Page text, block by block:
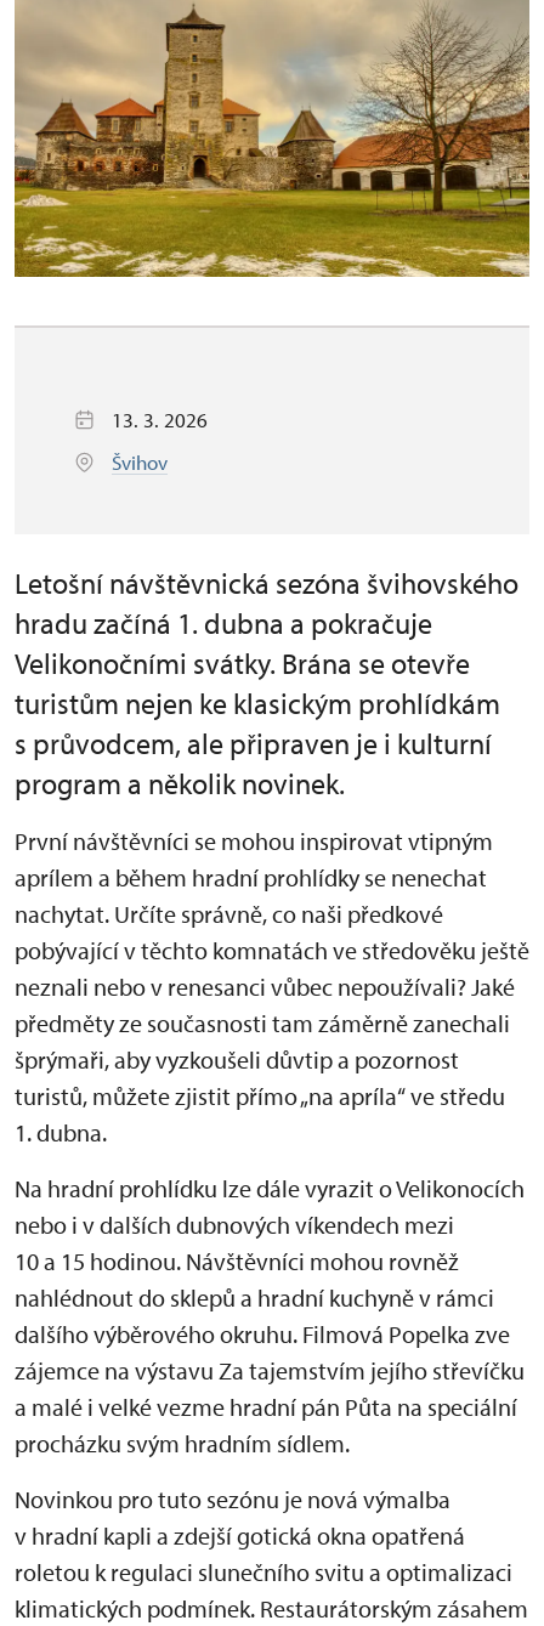
13. 3. 2026
Švihov
Letošní návštěvnická sezóna švihovského
hradu začíná 1. dubna a pokračuje
Velikonočními svátky. Brána se otevře
turistům nejen ke klasickým prohlídkám
s průvodcem, ale připraven je i kulturní
program a několik novinek.
První návštěvníci se mohou inspirovat vtipným
aprílem a během hradní prohlídky se nenechat
nachytat. Určíte správně, co naši předkové
pobývající v těchto komnatách ve středověku ještě
neznali nebo v renesanci vůbec nepoužívali? Jaké
předměty ze současnosti tam záměrně zanechali
šprýmaři, aby vyzkoušeli důvtip a pozornost
turistů, můžete zjistit přímo „na apríla“ ve středu
1. dubna.
Na hradní prohlídku lze dále vyrazit o Velikonocích
nebo i v dalších dubnových víkendech mezi
10 a 15 hodinou. Návštěvníci mohou rovněž
nahlédnout do sklepů a hradní kuchyně v rámci
dalšího výběrového okruhu. Filmová Popelka zve
zájemce na výstavu Za tajemstvím jejího střevíčku
a malé i velké vezme hradní pán Půta na speciální
procházku svým hradním sídlem.
Novinkou pro tuto sezónu je nová výmalba
v hradní kapli a zdejší gotická okna opatřená
roletou k regulaci slunečního svitu a optimalizaci
klimatických podmínek. Restaurátorským zásahem